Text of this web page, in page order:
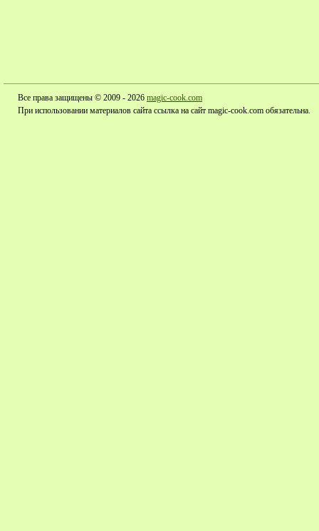
Все права защищены © 2009 - 2026 magic-cook.com
При использовании материалов сайта ссылка на сайт magic-cook.com обязательна.